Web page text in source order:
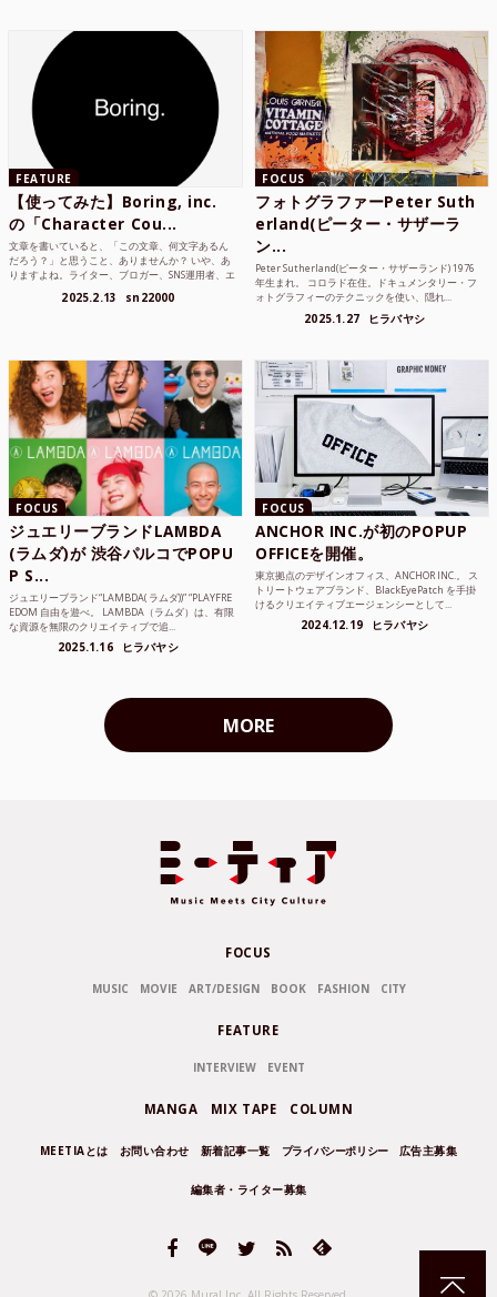
FEATURE
【使ってみた】Boring, inc.
の「Character Cou...
文章を書いていると、「この文章、何文字あるん
だろう？」と思うこと、ありませんか？ いや、あ
りますよね。ライター、ブロガー、SNS運用者、エ
2025.2.13 sn22000
FOCUS
フォトグラファーPeter Suth
erland(ピーター・サザーラ
ン...
Peter Sutherland(ピーター・サザーランド) 1976
年生まれ。 コロラド在住。ドキュメンタリー・フ
ォトグラフィーのテクニックを使い、隠れ...
2025.1.27 ヒラバヤシ
FOCUS
ジュエリーブランドLAMBDA
(ラムダ)が 渋谷パルコでPOPU
P S...
ジュエリーブランド“LAMBDA( ラムダ))” “PLAYFRE
EDOM 自由を遊べ。 LAMBDA（ラムダ）は、有限
な資源を無限のクリエイティブで追...
2025.1.16 ヒラバヤシ
FOCUS
ANCHOR INC.が初のPOPUP
OFFICEを開催。
東京拠点のデザインオフィス、ANCHOR INC.。 ス
トリートウェアブランド、BlackEyePatch を手掛
けるクリエイティブエージェンシーとして...
2024.12.19 ヒラバヤシ
MORE
FOCUS
MUSIC MOVIE ART/DESIGN BOOK FASHION CITY
FEATURE
INTERVIEW EVENT
MANGA MIX TAPE COLUMN
MEETIAとは お問い合わせ 新着記事一覧 プライバシーポリシー 広告主募集
編集者・ライター募集